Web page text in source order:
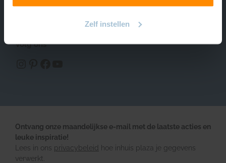
Zelf instellen
Volg ons
Ontvang onze maandelijkse e-mail met de laatste acties en
leuke inspiratie!
Lees in ons privacybeleid
hoe inhuis plaza je gegevens
verwerkt.